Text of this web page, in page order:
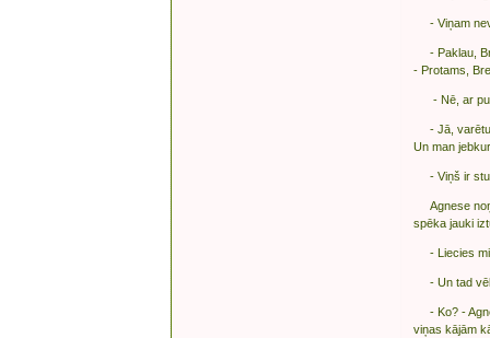
- Viņam
- Paklau,
- Protams,
- Nē, ar
- Jā, varētu
Un man
- Viņš ir
Agnese
spēka jauki
- Liecies
- Un tad vēl
- Ko? -
viņas kājām